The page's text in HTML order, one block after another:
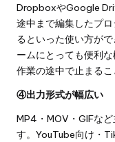
DropboxやGoogle
途中まで編集したプ
るといった使い方が
ームにとっても便利
作業の途中で止まるこ
④出力形式が幅広い
MP4・MOV・GIFな
す。YouTube向け・